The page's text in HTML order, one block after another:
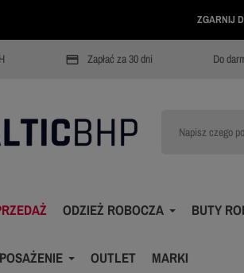
ZGARNIJ
payment Zapłać za 30 dni Do
ODZIEŻ ROBOCZA BUTY
OUTLET MARKI